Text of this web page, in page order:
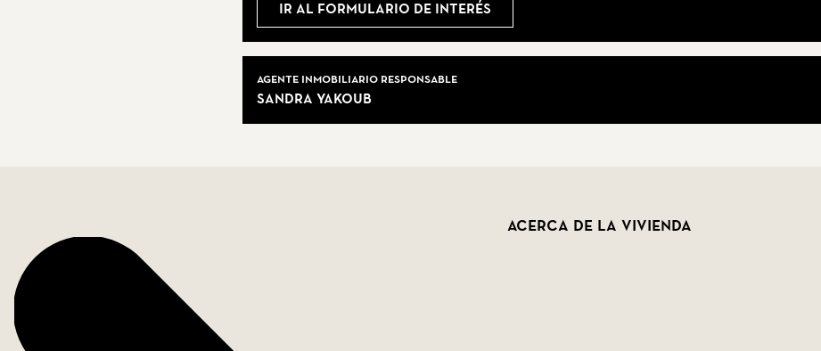
Horizonte es el lugar ideal para aquellos que buscan un estilo de vida armonioso y elegante, donde el lujo, la
Ir al formulario de interés
Agente inmobiliario responsable
Sandra Yakoub
Acerca de la vivienda